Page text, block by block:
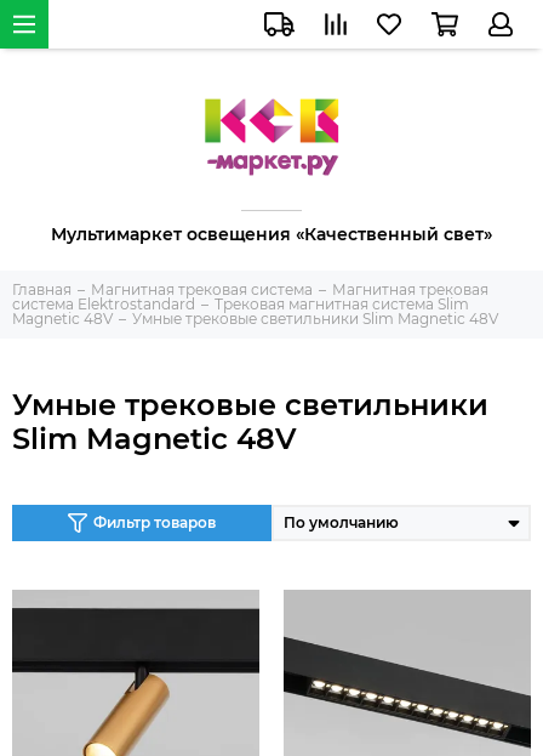
Мультимаркет освещения «Качественный свет»
Главная Магнитная трековая система
Магнитная трековая
система Elektrostandard
Трековая магнитная система Slim
Magnetic 48V
Умные трековые светильники Slim Magnetic 48V
Умные трековые светильники
Slim Magnetic 48V
Фильтр товаров